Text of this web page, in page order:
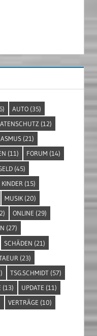
AUTO (35)
(12)
(21)
(11) FORUM (14)
(45)
KINDER (15)
MUSIK (20)
ONLINE (29)
(27)
SCHÄDEN (21)
(23)
TSG.SCHMIDT (57)
(13) UPDATE (11)
VERTRÄGE (10)